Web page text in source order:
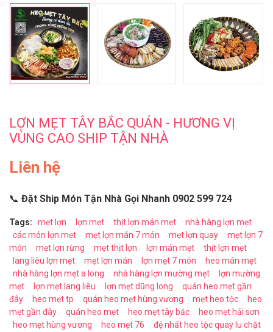
LỢN MẸT TÂY BẮC QUÁN - HƯƠNG VỊ
VÙNG CAO SHIP TẬN NHÀ
Liên hệ
📞 Đặt Ship Món Tận Nhà Gọi Nhanh 0902 599 724
Tags: mẹt lợn lợn mẹt thịt lợn mán mẹt
nhà hàng lợn mẹt
các món lợn mẹt
mẹt lợn mán 7 món mẹt lợn quay
mẹt lợn 7
món
mẹt lợn rừng mẹt thịt lợn lợn mán mẹt
thịt lợn mẹt
lang liêu lợn mẹt
mẹt lợn mán lợn mẹt 7 món
heo mán mẹt
nhà hàng lợn mẹt a long
nhà hàng lợn mường mẹt
lợn mường
mẹt
lợn mẹt lang liêu lợn mẹt dũng long
quán heo mẹt gần
đây
heo mẹt tp quán heo mẹt hùng vương mẹt heo tộc
heo
mẹt gần đây
quán heo mẹt heo mẹt tây bắc
heo mẹt hải sơn
heo mẹt hùng vương
heo mẹt 76
đệ nhất heo tộc quay lu chặt